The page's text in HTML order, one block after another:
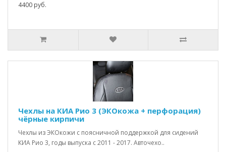
4400 руб.
Чехлы на КИА Рио 3 (ЭКОкожа + перфорация)
чёрные кирпичи
Чехлы из ЭКОкожи с поясничной поддержкой для сидений
КИА Рио 3, годы выпуска с 2011 - 2017. Авточехо..